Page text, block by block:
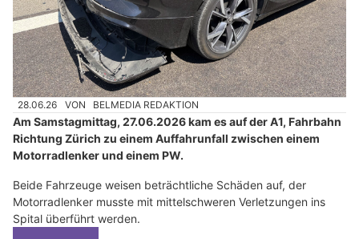
28.06.26 VON BELMEDIA REDAKTION
Am Samstagmittag, 27.06.2026 kam es auf der A1, Fahrbahn
Richtung Zürich zu einem Auffahrunfall zwischen einem
Motorradlenker und einem PW.
Beide Fahrzeuge weisen beträchtliche Schäden auf, der
Motorradlenker musste mit mittelschweren Verletzungen ins
Spital überführt werden.